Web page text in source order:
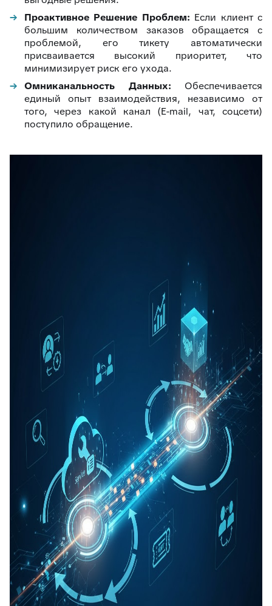
Проактивное Решение Проблем: Если клиент с
большим количеством заказов обращается с
проблемой, его тикету автоматически
присваивается высокий приоритет, что
минимизирует риск его ухода.
Омниканальность Данных: Обеспечивается
единый опыт взаимодействия, независимо от
того, через какой канал (E-mail, чат, соцсети)
поступило обращение.